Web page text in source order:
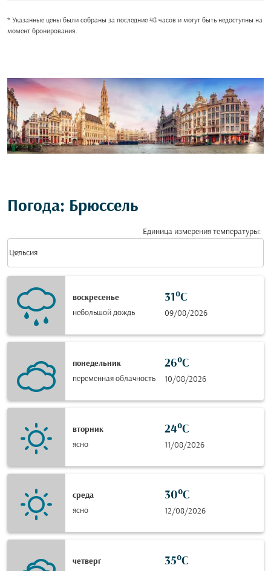
* Указанные цены были собраны за последние 48 часов и могут быть недоступны на
момент бронирования.
Погода: Брюссель
Единица измерения температуры:
Цельсия
keyboard_arrow_down
воскресенье
небольшой дождь
31°C
09/08/2026
понедельник
переменная облачность
26°C
10/08/2026
вторник
ясно
24°C
11/08/2026
среда
ясно
30°C
12/08/2026
четверг
35°C